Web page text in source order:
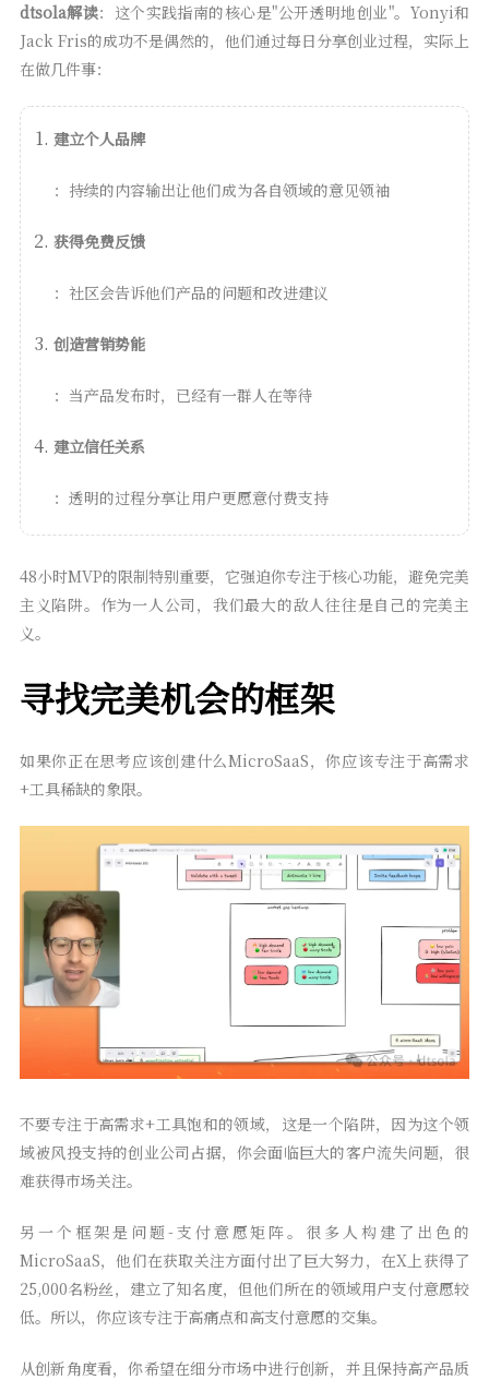
dtsola解读：这个实践指南的核心是"公开透明地创业"。Yonyi和
Jack Fris的成功不是偶然的，他们通过每日分享创业过程，实际上
在做几件事：
建立个人品牌
：持续的内容输出让他们成为各自领域的意见领袖
获得免费反馈
：社区会告诉他们产品的问题和改进建议
创造营销势能
：当产品发布时，已经有一群人在等待
建立信任关系
：透明的过程分享让用户更愿意付费支持
48小时MVP的限制特别重要，它强迫你专注于核心功能，避免完美
主义陷阱。作为一人公司，我们最大的敌人往往是自己的完美主
义。
寻找完美机会的框架
如果你正在思考应该创建什么MicroSaaS，你应该专注于高需求
+工具稀缺的象限。
不要专注于高需求+工具饱和的领域，这是一个陷阱，因为这个领
域被风投支持的创业公司占据，你会面临巨大的客户流失问题，很
难获得市场关注。
另一个框架是问题-支付意愿矩阵。很多人构建了出色的
MicroSaaS，他们在获取关注方面付出了巨大努力，在X上获得了
25,000名粉丝，建立了知名度，但他们所在的领域用户支付意愿较
低。所以，你应该专注于高痛点和高支付意愿的交集。
从创新角度看，你希望在细分市场中进行创新，并且保持高产品质